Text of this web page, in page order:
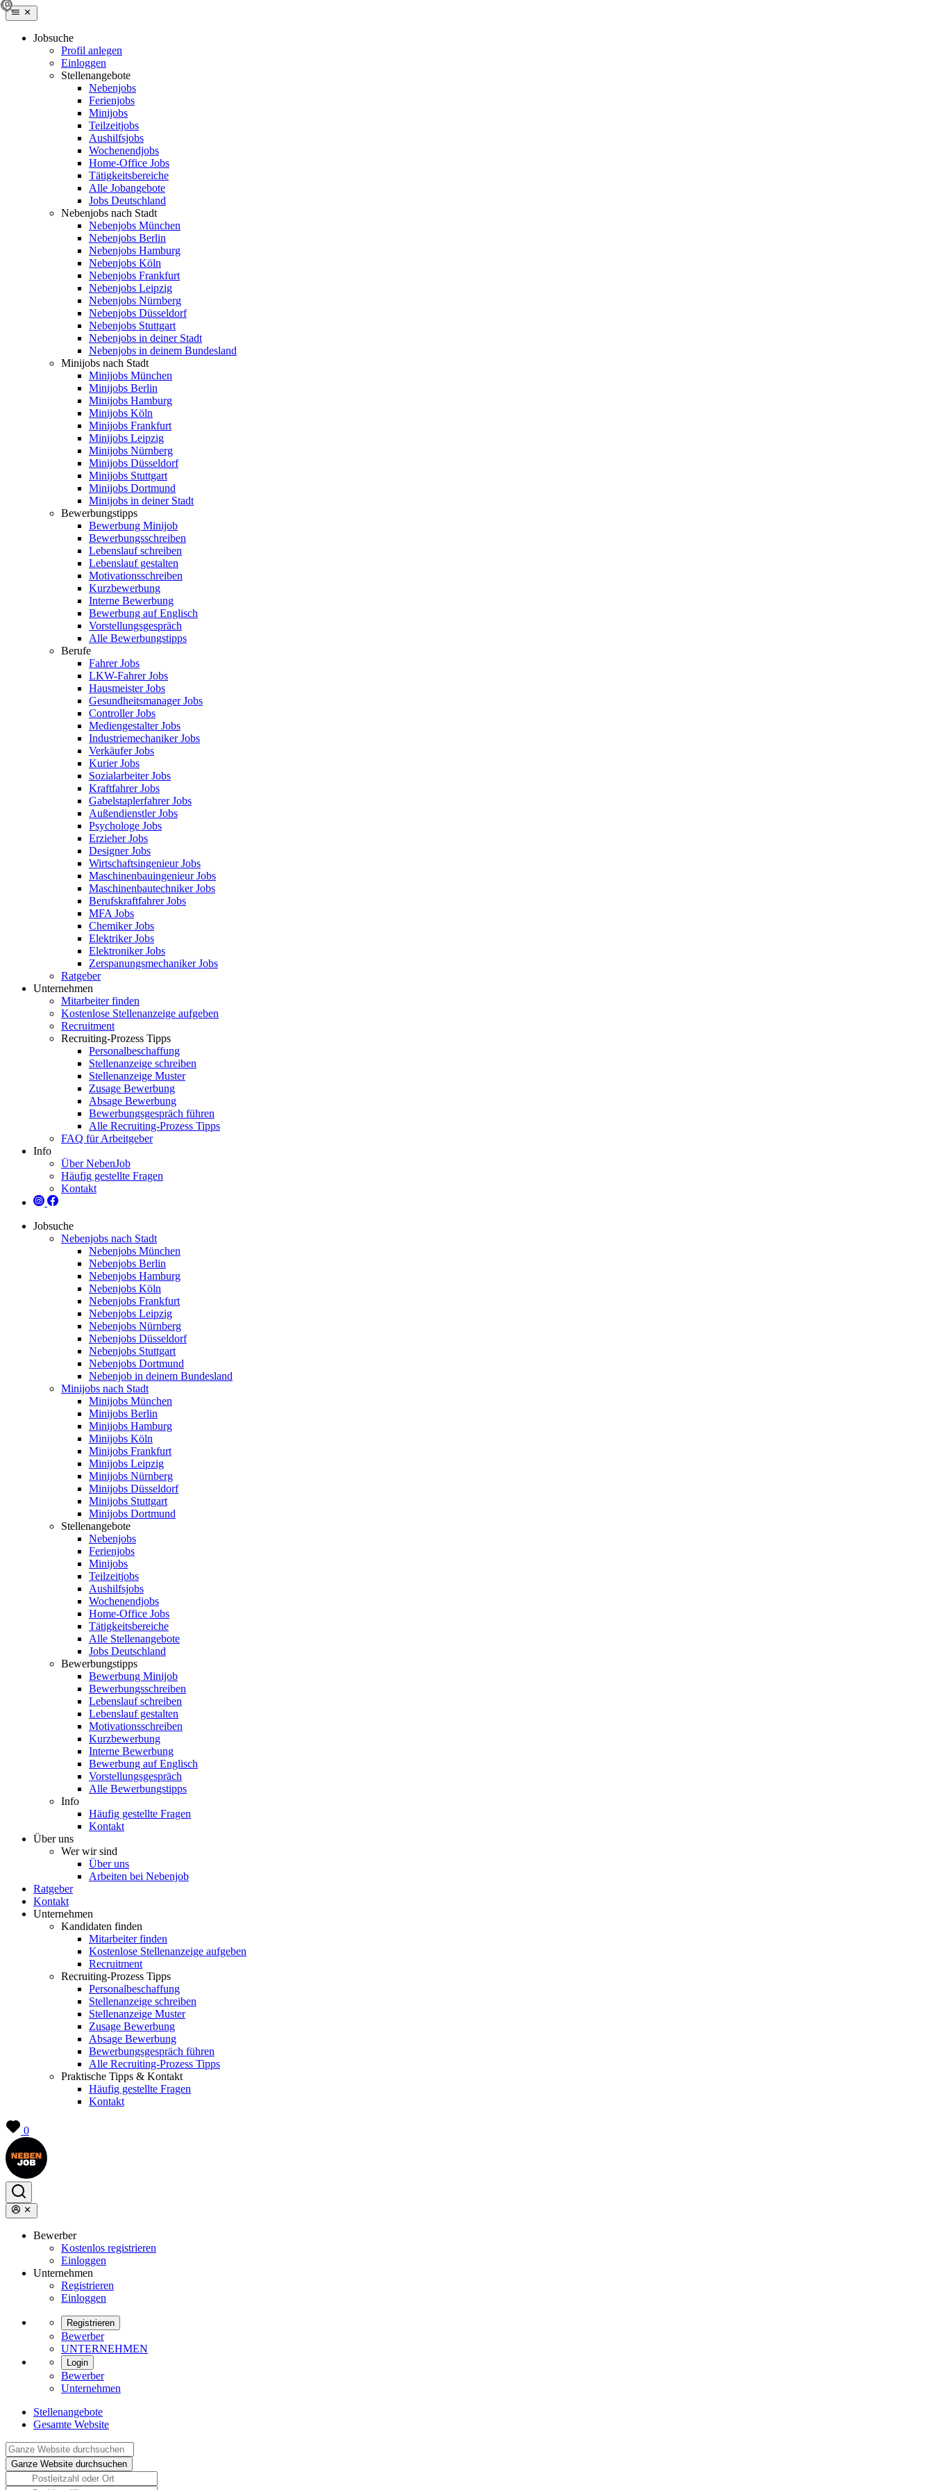
Jobsuche
Profil anlegen
Einloggen
Stellenangebote
Nebenjobs
Ferienjobs
Minijobs
Teilzeitjobs
Aushilfsjobs
Wochenendjobs
Home-Office Jobs
Tätigkeitsbereiche
Alle Jobangebote
Jobs Deutschland
Nebenjobs nach Stadt
Nebenjobs München
Nebenjobs Berlin
Nebenjobs Hamburg
Nebenjobs Köln
Nebenjobs Frankfurt
Nebenjobs Leipzig
Nebenjobs Nürnberg
Nebenjobs Düsseldorf
Nebenjobs Stuttgart
Nebenjobs in deiner Stadt
Nebenjobs in deinem Bundesland
Minijobs nach Stadt
Minijobs München
Minijobs Berlin
Minijobs Hamburg
Minijobs Köln
Minijobs Frankfurt
Minijobs Leipzig
Minijobs Nürnberg
Minijobs Düsseldorf
Minijobs Stuttgart
Minijobs Dortmund
Minijobs in deiner Stadt
Bewerbungstipps
Bewerbung Minijob
Bewerbungsschreiben
Lebenslauf schreiben
Lebenslauf gestalten
Motivationsschreiben
Kurzbewerbung
Interne Bewerbung
Bewerbung auf Englisch
Vorstellungsgespräch
Alle Bewerbungstipps
Berufe
Fahrer Jobs
LKW-Fahrer Jobs
Hausmeister Jobs
Gesundheitsmanager Jobs
Controller Jobs
Mediengestalter Jobs
Industriemechaniker Jobs
Verkäufer Jobs
Kurier Jobs
Sozialarbeiter Jobs
Kraftfahrer Jobs
Gabelstaplerfahrer Jobs
Außendienstler Jobs
Psychologe Jobs
Erzieher Jobs
Designer Jobs
Wirtschaftsingenieur Jobs
Maschinenbauingenieur Jobs
Maschinenbautechniker Jobs
Berufskraftfahrer Jobs
MFA Jobs
Chemiker Jobs
Elektriker Jobs
Elektroniker Jobs
Zerspanungsmechaniker Jobs
Ratgeber
Unternehmen
Mitarbeiter finden
Kostenlose Stellenanzeige aufgeben
Recruitment
Recruiting-Prozess Tipps
Personalbeschaffung
Stellenanzeige schreiben
Stellenanzeige Muster
Zusage Bewerbung
Absage Bewerbung
Bewerbungsgespräch führen
Alle Recruiting-Prozess Tipps
FAQ für Arbeitgeber
Info
Über NebenJob
Häufig gestellte Fragen
Kontakt
Jobsuche
Nebenjobs nach Stadt
Nebenjobs München
Nebenjobs Berlin
Nebenjobs Hamburg
Nebenjobs Köln
Nebenjobs Frankfurt
Nebenjobs Leipzig
Nebenjobs Nürnberg
Nebenjobs Düsseldorf
Nebenjobs Stuttgart
Nebenjobs Dortmund
Nebenjob in deinem Bundesland
Minijobs nach Stadt
Minijobs München
Minijobs Berlin
Minijobs Hamburg
Minijobs Köln
Minijobs Frankfurt
Minijobs Leipzig
Minijobs Nürnberg
Minijobs Düsseldorf
Minijobs Stuttgart
Minijobs Dortmund
Stellenangebote
Nebenjobs
Ferienjobs
Minijobs
Teilzeitjobs
Aushilfsjobs
Wochenendjobs
Home-Office Jobs
Tätigkeitsbereiche
Alle Stellenangebote
Jobs Deutschland
Bewerbungstipps
Bewerbung Minijob
Bewerbungsschreiben
Lebenslauf schreiben
Lebenslauf gestalten
Motivationsschreiben
Kurzbewerbung
Interne Bewerbung
Bewerbung auf Englisch
Vorstellungsgespräch
Alle Bewerbungstipps
Info
Häufig gestellte Fragen
Kontakt
Über uns
Wer wir sind
Über uns
Arbeiten bei Nebenjob
Ratgeber
Kontakt
Unternehmen
Kandidaten finden
Mitarbeiter finden
Kostenlose Stellenanzeige aufgeben
Recruitment
Recruiting-Prozess Tipps
Personalbeschaffung
Stellenanzeige schreiben
Stellenanzeige Muster
Zusage Bewerbung
Absage Bewerbung
Bewerbungsgespräch führen
Alle Recruiting-Prozess Tipps
Praktische Tipps & Kontakt
Häufig gestellte Fragen
Kontakt
0
Bewerber
Kostenlos registrieren
Einloggen
Unternehmen
Registrieren
Einloggen
Registrieren
Bewerber
UNTERNEHMEN
Login
Bewerber
Unternehmen
Stellenangebote
Gesamte Website